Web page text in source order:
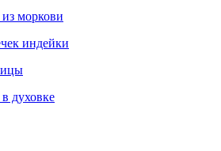
моркови
индейки
духовке